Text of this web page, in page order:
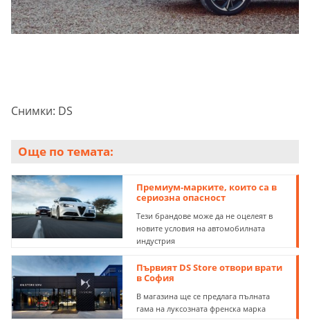
Снимки: DS
Още по темата:
Премиум-марките, които са в
сериозна опасност
Тези брандове може да не оцелеят в
новите условия на автомобилната
индустрия
Първият DS Store отвори врати
в София
В магазина ще се предлага пълната
гама на луксозната френска марка